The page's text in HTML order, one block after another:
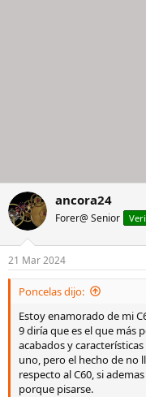
ancora24
Forer@ Senior
21 Mar 2024
Poncelas dijo:
Estoy enamorado de mi
9 diría que es el que más
acabados y
uno, pero el hecho de no
respecto al C60, si
porque pisarse.